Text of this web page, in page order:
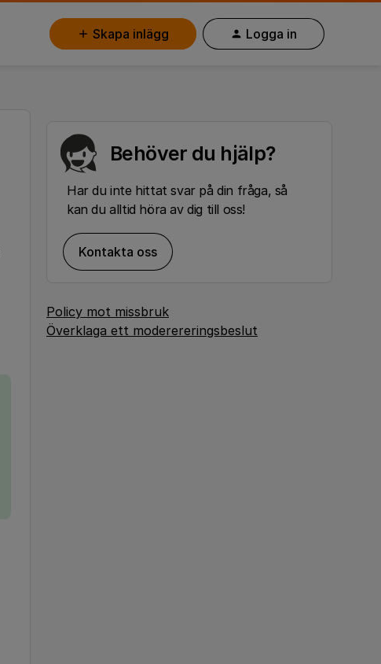
Skapa inlägg Logga in
Behöver du hjälp?
Har du inte hittat svar på din fråga, så
kan du alltid höra av dig till oss!
Kontakta oss
Policy mot missbruk
Överklaga ett moderereringsbeslut